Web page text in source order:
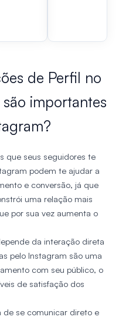
de Perfil no
importantes
que seus seguidores te
podem te ajudar a
e conversão, já que
uma relação mais
por sua vez aumenta o
da interação direta
pelo Instagram são uma
com seu público, o
de satisfação dos
de se comunicar direto e